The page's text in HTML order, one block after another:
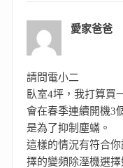
愛家爸爸
請問電小二
臥室4坪，我打算買
會在春季連續開機3
是為了抑制塵蟎。
這樣的情況有符合
擇的變頻除溼機選